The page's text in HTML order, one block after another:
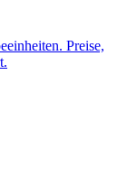
Preise,